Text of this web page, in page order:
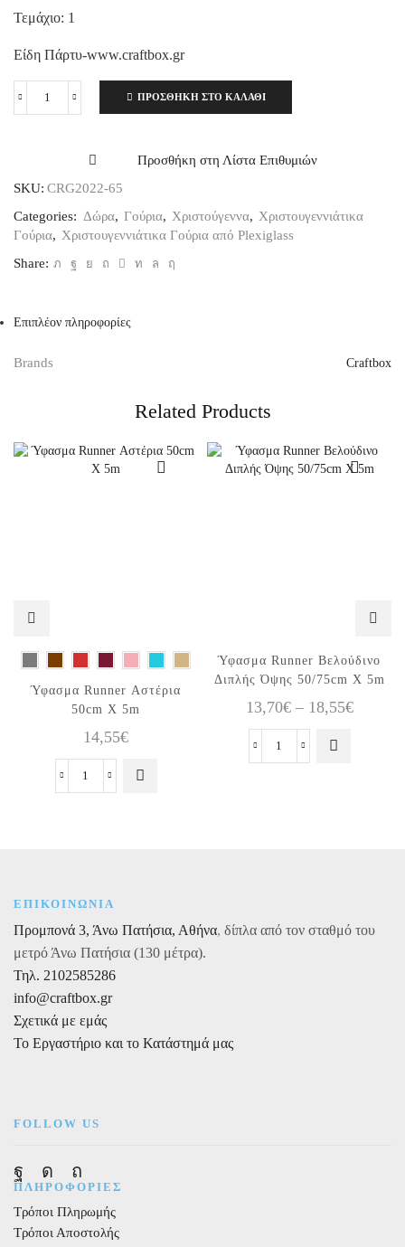
Τεμάχιο: 1
Είδη Πάρτυ-www.craftbox.gr
Χειροποίητο
Plexiglass,
ποσότητα
ΠΡΟΣΘΉΚΗ ΣΤΟ ΚΑΛΆΘΙ
Προσθήκη στη Λίστα Επιθυμιών
SKU: CRG2022-65
Categories: Δώρα, Γούρια, Χριστούγεννα, Χριστουγεννιάτικα
Γούρια, Χριστουγεννιάτικα Γούρια από Plexiglass
Share:
Επιπλέον πληροφορίες
Brands Craftbox
Related Products
Ύφασμα Runner Αστέρια
50cm X 5m
14,55€
Ύφασμα
ποσότητα
Αυτό το
προϊόν έχει
παραλλαγές.
μπορούν να
Ύφασμα Runner Βελούδινο
Διπλής Όψης 50/75cm X 5m
13,70€ – 18,55€Price
Ύφασμα
Αυτό το
προϊόν έχει
παραλλαγές.
μπορούν να
ΕΠΙΚΟΙΝΩΝΙΑ
Προμπονά 3, Άνω Πατήσια, Αθήνα, δίπλα από τον σταθμό του
μετρό Άνω Πατήσια (130 μέτρα).
Τηλ. 2102585286
info@craftbox.gr
Σχετικά με εμάς
Το Εργαστήριο και το Κατάστημά μας
FOLLOW US
Facebook
Instagram
Pinterest
ΠΛΗΡΟΦΟΡΙΕΣ
Τρόποι Πληρωμής
Τρόποι Αποστολής